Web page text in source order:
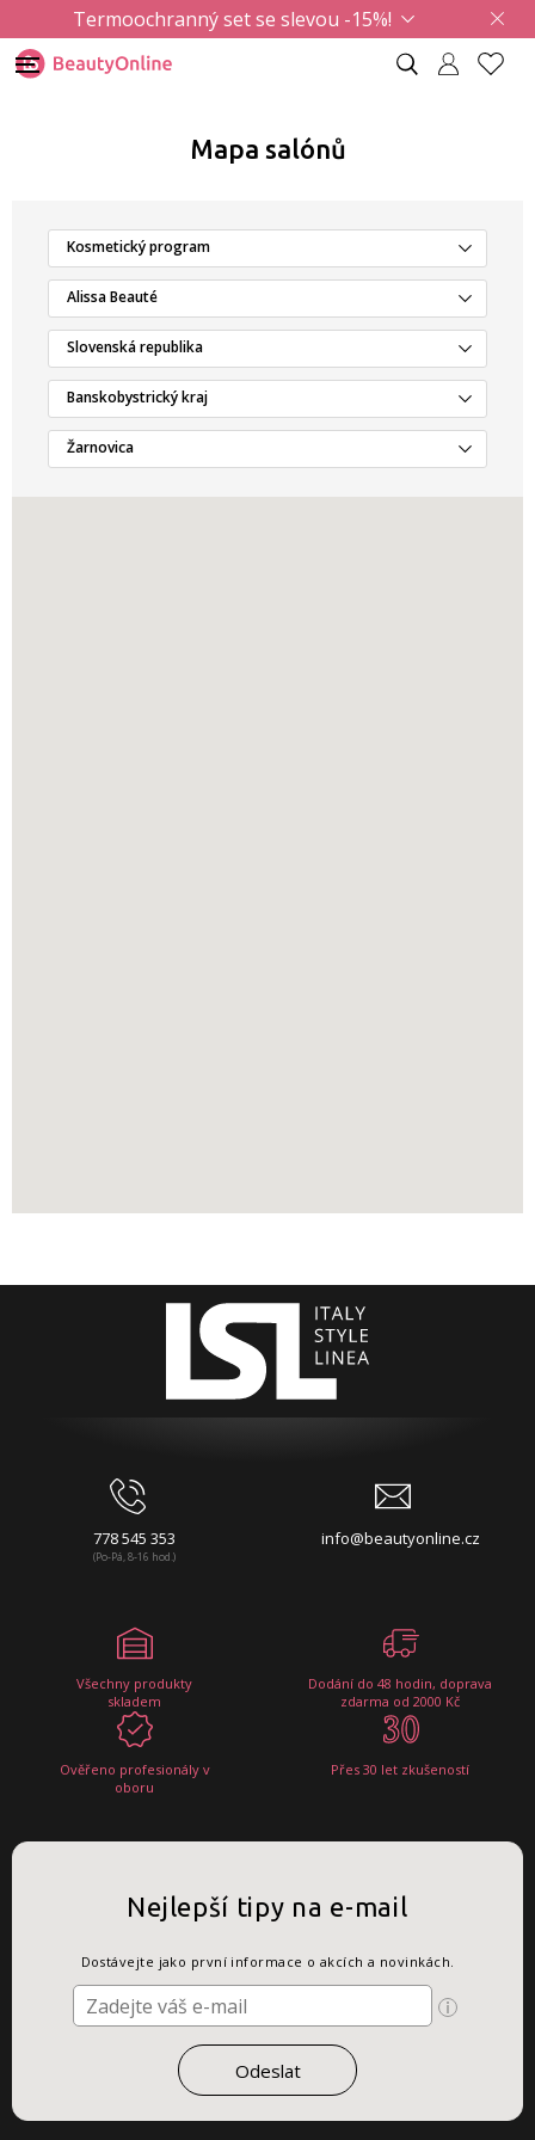
Termoochranný set se slevou -15%!
Mapa salónů
Kosmetický program
Alissa Beauté
Slovenská republika
Banskobystrický kraj
Žarnovica
778 545 353
(Po-Pá, 8-16 hod.)
info@beautyonline.cz
Všechny produkty
skladem
Dodání do 48 hodin, doprava
zdarma od 2000 Kč
Ověřeno profesionály v
oboru
Přes 30 let zkušeností
Nejlepší tipy na e-mail
Dostávejte jako první informace o akcích a novinkách.